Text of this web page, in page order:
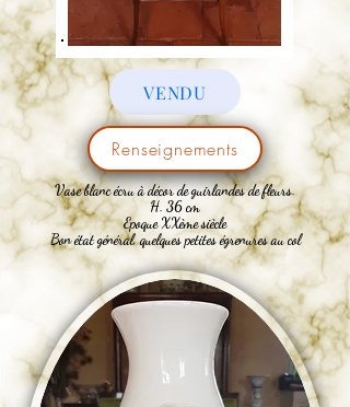
VENDU
Renseignements
Vaseblanc écru à décor de guirlandes de fleurs.
H. 36 cm
Epoque XXème siècle
Bon état général, quelques petites égrenures au col